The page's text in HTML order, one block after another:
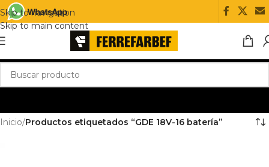
Skip to navigation
Skip to main content
Inicio/Productos etiquetados “GDE 18V-16 batería”